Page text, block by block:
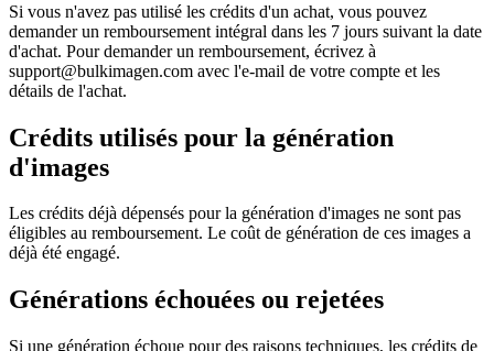
Si vous n'avez pas utilisé les crédits d'un achat, vous pouvez
demander un remboursement intégral dans les 7 jours suivant la date
d'achat. Pour demander un remboursement, écrivez à
support@bulkimagen.com avec l'e-mail de votre compte et les
détails de l'achat.
Crédits utilisés pour la génération
d'images
Les crédits déjà dépensés pour la génération d'images ne sont pas
éligibles au remboursement. Le coût de génération de ces images a
déjà été engagé.
Générations échouées ou rejetées
Si une génération échoue pour des raisons techniques, les crédits de